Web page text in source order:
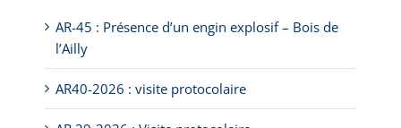
AR-45 : Présence d’un engin explosif – Bois de
l’Ailly
AR40-2026 : visite protocolaire